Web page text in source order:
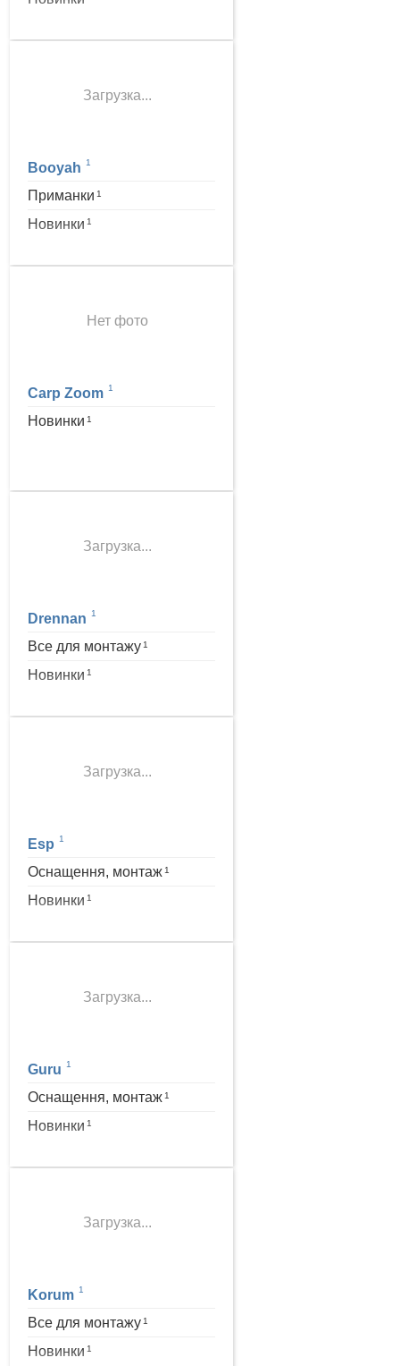
Загрузка...
Booyah 1
Приманки 1
Новинки 1
Нет фото
Carp Zoom 1
Новинки 1
Загрузка...
Drennan 1
Все для монтажу 1
Новинки 1
Загрузка...
Esp 1
Оснащення, монтаж 1
Новинки 1
Загрузка...
Guru 1
Оснащення, монтаж 1
Новинки 1
Загрузка...
Korum 1
Все для монтажу 1
Новинки 1